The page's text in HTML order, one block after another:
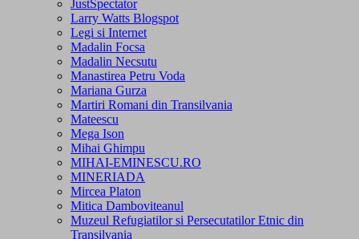
JustSpectator
Larry Watts Blogspot
Legi si Internet
Madalin Focsa
Madalin Necsutu
Manastirea Petru Voda
Mariana Gurza
Martiri Romani din Transilvania
Mateescu
Mega Ison
Mihai Ghimpu
MIHAI-EMINESCU.RO
MINERIADA
Mircea Platon
Mitica Damboviteanul
Muzeul Refugiatilor si Persecutatilor Etnic din
Transilvania